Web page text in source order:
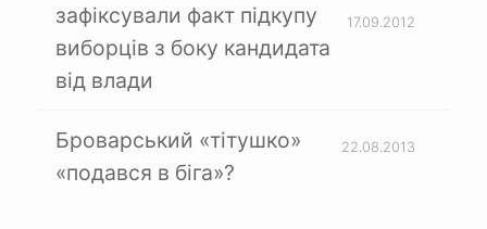
зафіксували факт підкупу
виборців з боку кандидата
від влади
17.09.2012
Броварський «тітушко»
«подався в біга»?
22.08.2013